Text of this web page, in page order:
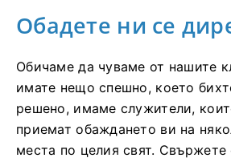
Обадете ни се
Обичаме да чуваме от нашите
имате нещо спешно, което
решено, имаме служители,
приемат обаждането ви на
места по целия свят. Свържете